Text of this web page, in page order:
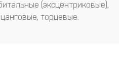
(эксцентриковые),
торцевые.